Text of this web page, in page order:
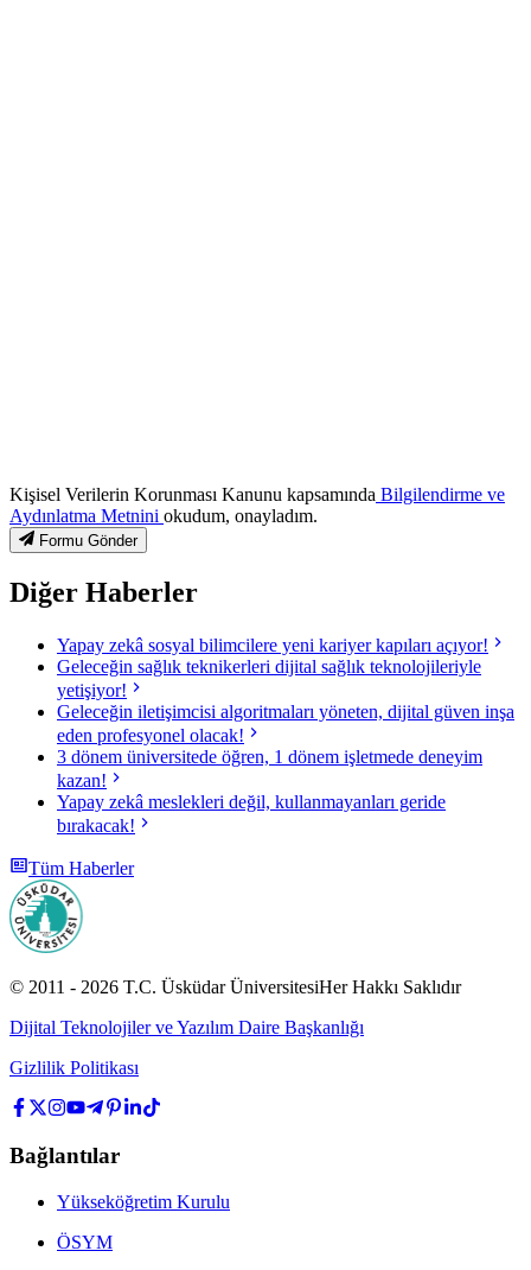
Kişisel Verilerin Korunması Kanunu kapsamında Bilgilendirme ve
Aydınlatma Metnini okudum, onayladım.
Formu Gönder
Diğer Haberler
Yapay zekâ sosyal bilimcilere yeni kariyer kapıları açıyor!
Geleceğin sağlık teknikerleri dijital sağlık teknolojileriyle
yetişiyor!
Geleceğin iletişimcisi algoritmaları yöneten, dijital güven inşa
eden profesyonel olacak!
3 dönem üniversitede öğren, 1 dönem işletmede deneyim
kazan!
Yapay zekâ meslekleri değil, kullanmayanları geride
bırakacak!
Tüm Haberler
© 2011 - 2026 T.C. Üsküdar ÜniversitesiHer Hakkı Saklıdır
Dijital Teknolojiler ve Yazılım Daire Başkanlığı
Gizlilik Politikası
Bağlantılar
Yükseköğretim Kurulu
ÖSYM